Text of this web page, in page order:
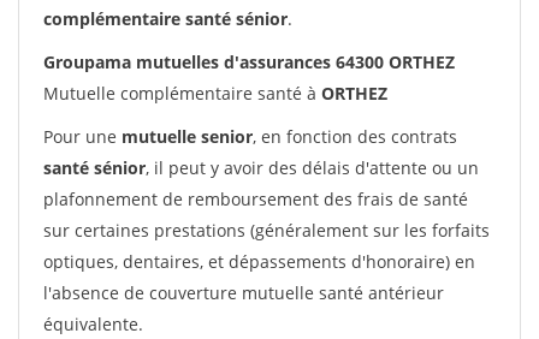
complémentaire santé sénior.
Groupama mutuelles d'assurances 64300 ORTHEZ
Mutuelle complémentaire santé à ORTHEZ
Pour une mutuelle senior, en fonction des contrats
santé sénior, il peut y avoir des délais d'attente ou un
plafonnement de remboursement des frais de santé
sur certaines prestations (généralement sur les forfaits
optiques, dentaires, et dépassements d'honoraire) en
l'absence de couverture mutuelle santé antérieur
équivalente.